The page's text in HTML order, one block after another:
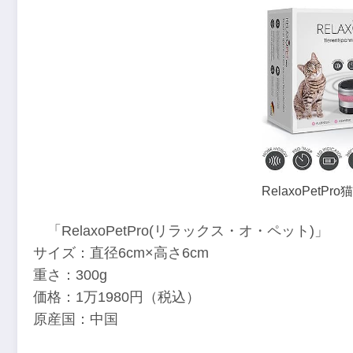
RelaxoPetPro
「RelaxoPetPro(リラックス・オ・ペット)」
サイズ：直径6cm×高さ6cm
重さ：300g
価格：1万1980円（税込）
原産国：中国